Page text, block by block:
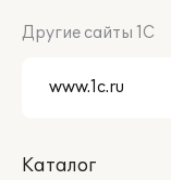
Другие сайты 1С
Каталог